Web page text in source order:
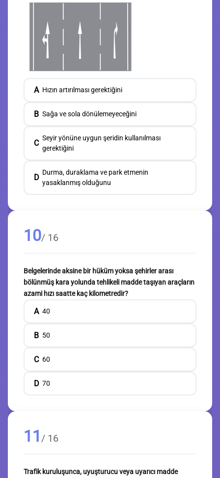
A Hızın artırılması gerektiğini
B Sağa ve sola dönülemeyeceğini
C
Seyir yönüne uygun şeridin kullanılması
gerektiğini
D
Durma, duraklama ve park etmenin
yasaklanmış olduğunu
10/ 16
Belgelerinde aksine bir hüküm yoksa şehirler arası
bölünmüş kara yolunda tehlikeli madde taşıyan araçların
azami hızı saatte kaç kilometredir?
A 40
B 50
C 60
D 70
11 / 16
Trafik kuruluşunca, uyuşturucu veya uyarıcı madde